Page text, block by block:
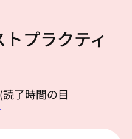
プラクティ
読了時間の目